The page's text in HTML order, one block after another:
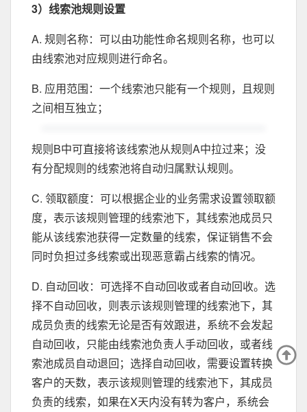
3）线索池规则设置
A. 规则名称：可以由功能性命名规则名称，也可以
由线索池对应规则进行命名。
B. 应用范围：一个线索池只能有一个规则，且规则
之间相互独立；
规则B中可直接将该线索池从规则A中拉过来；没
有分配规则的线索池将自动归属默认规则。
C. 领取额度：可以根据企业的业务需求设置领取额
度，表示该规则管理的线索池下，其线索池成员只
能从该线索池获得一定数量的线索，保证销售不会
同时负担过多线索或出现恶意霸占线索的情况。
D. 自动回收：可选择不自动回收或者自动回收。选
择不自动回收，则表示该规则管理的线索池下，其
成员负责的线索无论是否有效跟进，系统不会发起
自动回收，只能由线索池负责人手动回收，或者线
索池成员自动退回；选择自动回收，需要设置转换
客户的天数，表示该规则管理的线索池下，其成员
负责的线索，如果在X天内没有转为客户，系统会